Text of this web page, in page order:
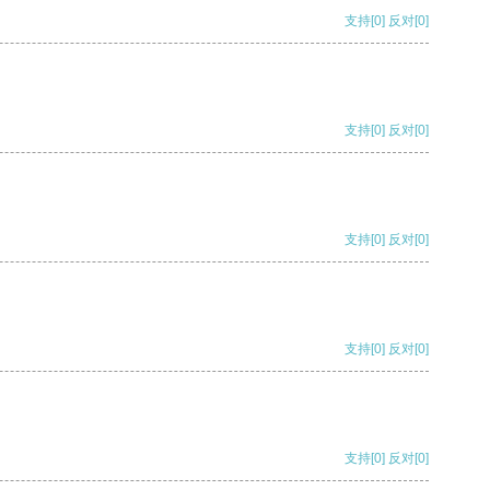
支持[0] 反对[0]
支持[0] 反对[0]
支持[0] 反对[0]
支持[0] 反对[0]
支持[0] 反对[0]